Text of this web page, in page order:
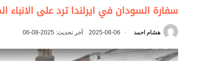
سفارة السودان في ايرلندا ترد على
هشام احمد 2025-08-06 آخر تحديث: 2025-08-06